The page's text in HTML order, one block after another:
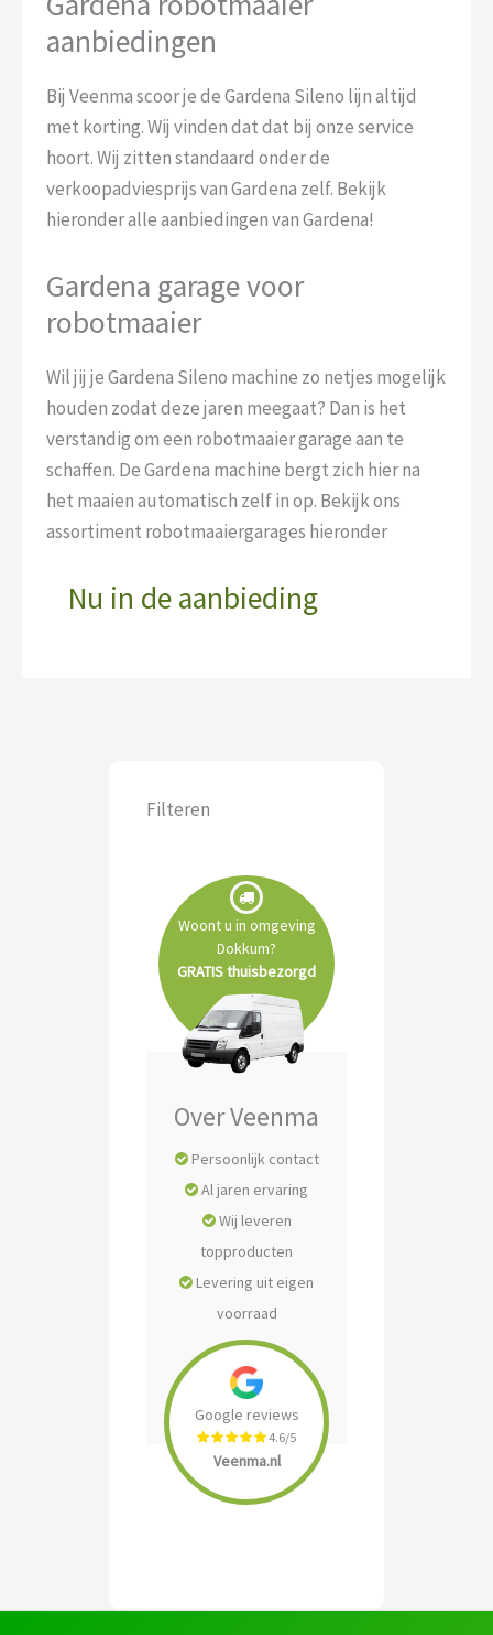
aanbiedingen
Bij Veenma scoor je de Gardena Sileno lijn altijd
met korting. Wij vinden dat dat bij onze service
hoort. Wij zitten standaard onder de
verkoopadviesprijs van Gardena zelf. Bekijk
hieronder alle aanbiedingen van Gardena!
Gardena garage voor
robotmaaier
Wil jij je Gardena Sileno machine zo netjes mogelijk
houden zodat deze jaren meegaat? Dan is het
verstandig om een robotmaaier garage aan te
schaffen. De Gardena machine bergt zich hier na
het maaien automatisch zelf in op. Bekijk ons
assortiment robotmaaiergarages hieronder
Nu in de aanbieding
Filteren
Woont u in omgeving
Dokkum?
GRATIS thuisbezorgd
Over Veenma
Persoonlijk contact
Al jaren ervaring
Wij leveren
topproducten
Levering uit eigen
voorraad
Google reviews
4.6/5
Veenma.nl